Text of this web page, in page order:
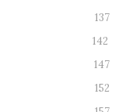
137
142
147
152